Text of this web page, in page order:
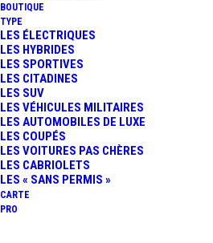
BOUTIQUE
TYPE
LES ÉLECTRIQUES
LES HYBRIDES
LES SPORTIVES
LES CITADINES
LES SUV
LES VÉHICULES MILITAIRES
LES AUTOMOBILES DE LUXE
LES COUPÉS
LES VOITURES PAS CHÈRES
LES CABRIOLETS
LES « SANS PERMIS »
CARTE
PRO